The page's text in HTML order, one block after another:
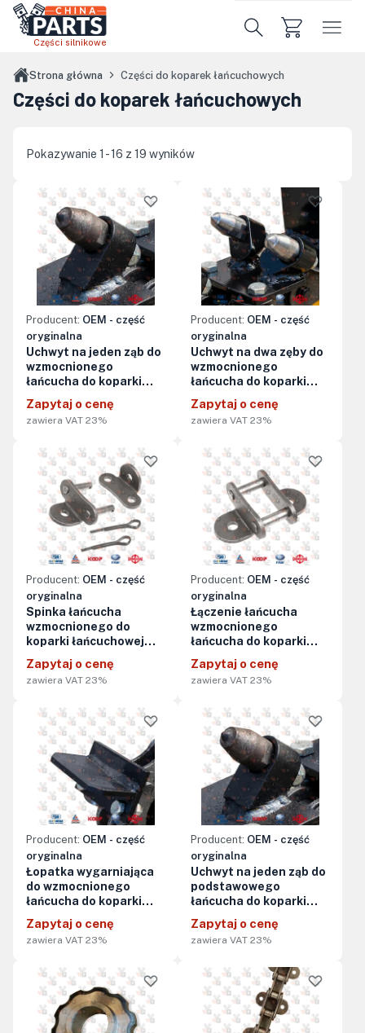
Przejdź do treści głównej
Części silnikowe
Strona główna Części do koparek łańcuchowych
Części do koparek łańcuchowych
Pokazywanie 1 - 16 z 19 wyników
Producent: OEM - część
oryginalna
Uchwyt na jeden ząb do
wzmocnionego
łańcucha do koparki
KTR1500A/KTR1500AES
(bez zęba)
Zapytaj o cenę
zawiera VAT 23%
Producent: OEM - część
oryginalna
Uchwyt na dwa zęby do
wzmocnionego
łańcucha do koparki
KTR1500A/KTR1500AES
(bez zębów)
Zapytaj o cenę
zawiera VAT 23%
Producent: OEM - część
oryginalna
Spinka łańcucha
wzmocnionego do
koparki łańcuchowej
Zapytaj o cenę
zawiera VAT 23%
Producent: OEM - część
oryginalna
Łączenie łańcucha
wzmocnionego
łańcucha do koparki
KTR1500A/KTR1500AES
Zapytaj o cenę
zawiera VAT 23%
Producent: OEM - część
oryginalna
Łopatka wygarniająca
do wzmocnionego
łańcucha do koparki
KTR1500A/KTR1500AES
Zapytaj o cenę
zawiera VAT 23%
Producent: OEM - część
oryginalna
Uchwyt na jeden ząb do
podstawowego
łańcucha do koparki
(bez zębów)
Zapytaj o cenę
zawiera VAT 23%